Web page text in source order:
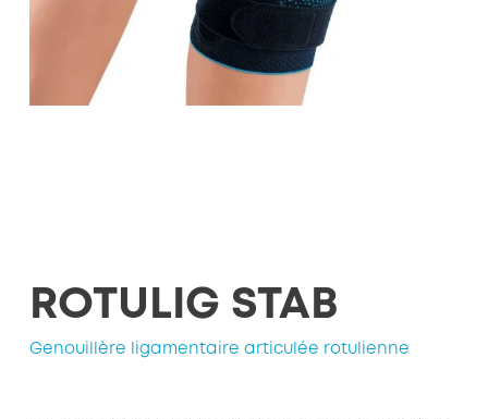
ROTULIG STAB
Genouillère ligamentaire articulée rotulienne